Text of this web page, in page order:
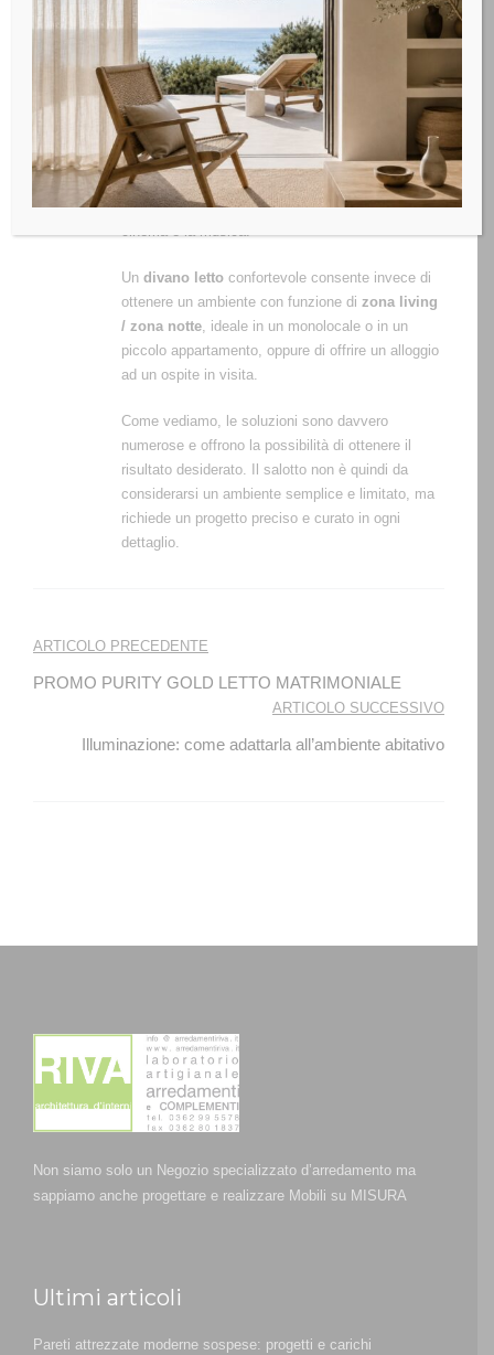
caratteristiche del locale e alle preferenze
personali.
Un tavolino da salotto alzabile
allestire l’ambiente living per l’ora del tè, per un
aperitivo in compagnia degli amici o addirittura per
una cena informale e semplice. Unmobile per la
Tve lo stereo, collocato nel punto giusto,
trasforma il salotto nel luogo perfetto per l’home
Un divano letto confortevole consente invece di
ottenere un ambiente con funzione di zona living
/ zona notte , ideale in un monolocale o in un
piccolo appartamento, oppure di offrire un alloggio
ad un ospite in visita.
Come vediamo, le soluzioni sono davvero
numerose e offrono la possibilità di ottenere il
risultato desiderato. Il salotto non è quindi da
considerarsi un ambiente semplice e limitato, ma
richiede un progetto preciso e curato in ogni
dettaglio.
Navigazione
articoli
ARTICOLO PRECEDENTE
PROMO PURITY GOLD LETTO MATRIMONIALE
ARTICOLO SUCCESSIVO
Illuminazione: come adattarla all’ambiente abitativo
Non siamo solo un Negozio specializzato d’arredamento ma
sappiamo anche progettare e realizzare Mobili su MISURA
Ultimi articoli
Pareti attrezzate moderne sospese: progetti e carichi